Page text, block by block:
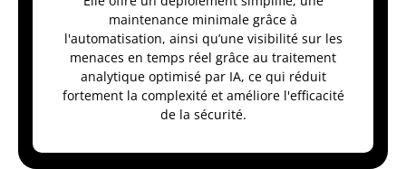
maintenance minimale grâce à
l'automatisation, ainsi qu’une visibilité sur les
menaces en temps réel grâce au traitement
analytique optimisé par IA, ce qui réduit
fortement la complexité et améliore l'efficacité
de la sécurité.